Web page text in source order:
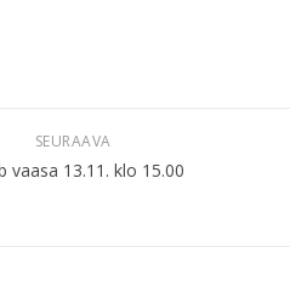
SEURAAVA
vaasa 13.11. klo 15.00